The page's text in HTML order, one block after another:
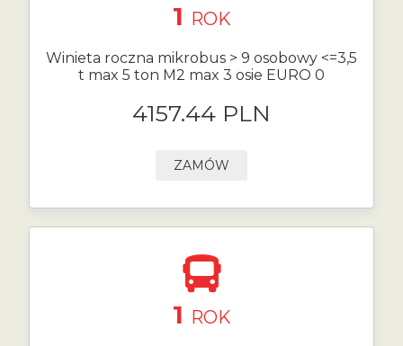
1 ROK
Winieta roczna mikrobus > 9 osobowy <=3,5
t max 5 ton M2 max 3 osie EURO 0
4157.44 PLN
ZAMÓW
1 ROK